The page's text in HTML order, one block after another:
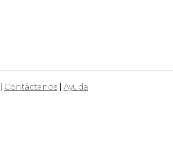
Contáctanos| Ayuda